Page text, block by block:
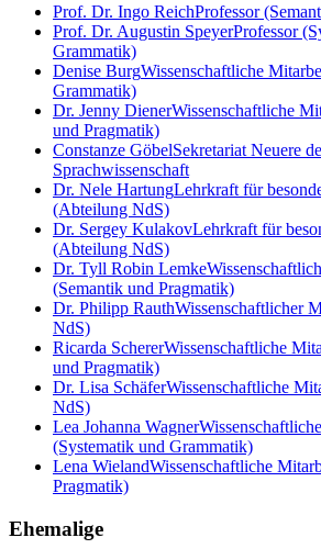
Prof. Dr. Ingo ReichProfessor
Prof. Dr. Augustin SpeyerProfessor
Grammatik)
Denise BurgWissenschaftliche
Grammatik)
Dr. Jenny DienerWissenschaftliche
und Pragmatik)
Constanze GöbelSekretariat Neuere
Sprachwissenschaft
Dr. Nele HartungLehrkraft für
(Abteilung NdS)
Dr. Sergey KulakovLehrkraft für
(Abteilung NdS)
Dr. Tyll Robin Lemke
(Semantik und Pragmatik)
Dr. Philipp RauthWissenschaftlicher
NdS)
Ricarda SchererWissenschaftliche
und Pragmatik)
Dr. Lisa SchäferWissenschaftliche
NdS)
Lea Johanna Wagner
(Systematik und Grammatik)
Lena WielandWissenschaftliche
Pragmatik)
Ehemalige